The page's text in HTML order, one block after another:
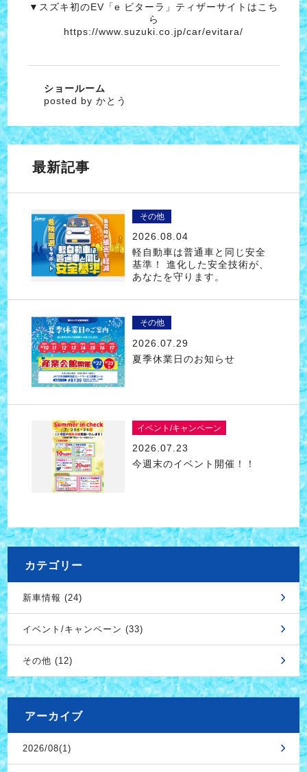
▼スズキ初のEV「e ビターラ」ティザーサイトはこち
ら
https://www.suzuki.co.jp/car/evitara/
ショールーム
posted by かとう
最新記事
その他
2026.08.04
軽自動車は普通車と同じ安全
基準！ 進化した安全技術が、
あなたを守ります。
その他
2026.07.29
夏季休業日のお知らせ
イベント/キャンペーン
2026.07.23
今週末のイベント開催！！
カテゴリー
新車情報 (24)
イベント/キャンペーン (33)
その他 (12)
アーカイブ
2026/08(1)